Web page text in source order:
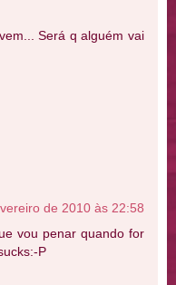
Será q alguém vai
de 2010 às 22:58
vou penar quando for
P